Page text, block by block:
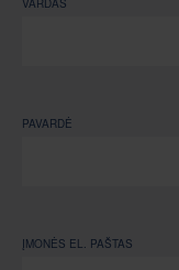
PAVARDĖ
ĮMONĖS EL. PAŠTAS